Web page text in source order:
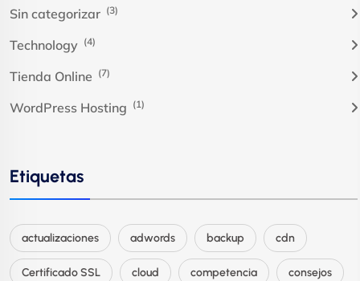
Sin categorizar (3)
Technology (4)
Tienda Online (7)
WordPress Hosting (1)
Etiquetas
actualizaciones adwords backup cdn
Certificado SSL cloud competencia consejos